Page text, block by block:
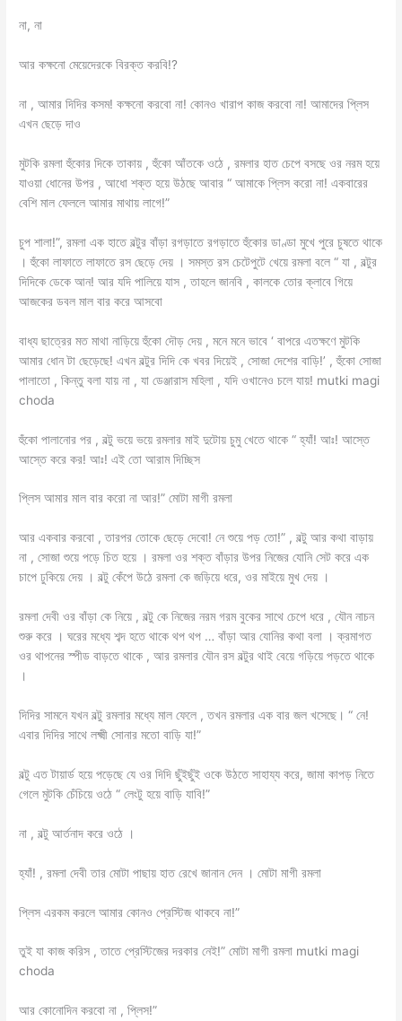
না, না
আর কক্ষনো মেয়েদেরকে বিরক্ত করবি!?
না , আমার দিদির কসম! কক্ষনো করবো না! কোনও খারাপ কাজ করবো না! আমাদের প্লিস
এখন ছেড়ে দাও
মুটকি রমলা হুঁকোর দিকে তাকায় , হুঁকো আঁতকে ওঠে , রমলার হাত চেপে বসছে ওর নরম হয়ে
যাওয়া ধোনের উপর , আধো শক্ত হয়ে উঠছে আবার “ আমাকে প্লিস করো না! একবারের
বেশি মাল ফেললে আমার মাথায় লাগে!”
চুপ শালা!”, রমলা এক হাতে বল্টুর বাঁড়া রগড়াতে রগড়াতে হুঁকোর ডাণ্ডা মুখে পুরে চুষতে থাকে
। হুঁকো লাফাতে লাফাতে রস ছেড়ে দেয় । সমস্ত রস চেটেপুটে খেয়ে রমলা বলে “ যা , বল্টুর
দিদিকে ডেকে আন! আর যদি পালিয়ে যাস , তাহলে জানবি , কালকে তোর ক্লাবে গিয়ে
আজকের ডবল মাল বার করে আসবো
বাধ্য ছাত্রের মত মাথা নাড়িয়ে হুঁকো দৌড় দেয় , মনে মনে ভাবে ‘ বাপরে এতক্ষণে মুটকি
আমার ধোন টা ছেড়েছে! এখন বল্টুর দিদি কে খবর দিয়েই , সোজা দেশের বাড়ি!’ , হুঁকো সোজা
পালাতো , কিন্তু বলা যায় না , যা ডেঞ্জারাস মহিলা , যদি ওখানেও চলে যায়! mutki magi
choda
হুঁকো পালানোর পর , বল্টু ভয়ে ভয়ে রমলার মাই দুটোয় চুমু খেতে থাকে “ হ্যাঁ! আঃ! আস্তে
আস্তে করে কর! আঃ! এই তো আরাম দিচ্ছিস
প্লিস আমার মাল বার করো না আর!” মোটা মাগী রমলা
আর একবার করবো , তারপর তোকে ছেড়ে দেবো! নে শুয়ে পড় তো!” , বল্টু আর কথা বাড়ায়
না , সোজা শুয়ে পড়ে চিত হয়ে । রমলা ওর শক্ত বাঁড়ার উপর নিজের যোনি সেট করে এক
চাপে ঢুকিয়ে দেয় । বল্টু কেঁপে উঠে রমলা কে জড়িয়ে ধরে, ওর মাইয়ে মুখ দেয় ।
রমলা দেবী ওর বাঁড়া কে নিয়ে , বল্টু কে নিজের নরম গরম বুকের সাথে চেপে ধরে , যৌন নাচন
শুরু করে । ঘরের মধ্যে শব্দ হতে থাকে থপ থপ … বাঁড়া আর যোনির কথা বলা । ক্রমাগত
ওর থাপনের স্পীড বাড়তে থাকে , আর রমলার যৌন রস বল্টুর থাই বেয়ে গড়িয়ে পড়তে থাকে
।
দিদির সামনে যখন বল্টু রমলার মধ্যে মাল ফেলে , তখন রমলার এক বার জল খসেছে। “ নে!
এবার দিদির সাথে লক্ষ্মী সোনার মতো বাড়ি যা!”
বল্টু এত টায়ার্ড হয়ে পড়েছে যে ওর দিদি ছুঁইছুঁই ওকে উঠতে সাহায্য করে, জামা কাপড় নিতে
গেলে মুটকি চেঁচিয়ে ওঠে “ লেংটু হয়ে বাড়ি যাবি!”
না , বল্টু আর্তনাদ করে ওঠে ।
হ্যাঁ! , রমলা দেবী তার মোটা পাছায় হাত রেখে জানান দেন । মোটা মাগী রমলা
প্লিস এরকম করলে আমার কোনও প্রেস্টিজ থাকবে না!”
তুই যা কাজ করিস , তাতে প্রেস্টিজের দরকার নেই!” মোটা মাগী রমলা mutki magi
choda
আর কোনোদিন করবো না , প্লিস!”